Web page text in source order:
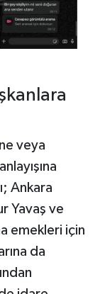
veya
Ankara
Yavaş ve
emekleri için
da